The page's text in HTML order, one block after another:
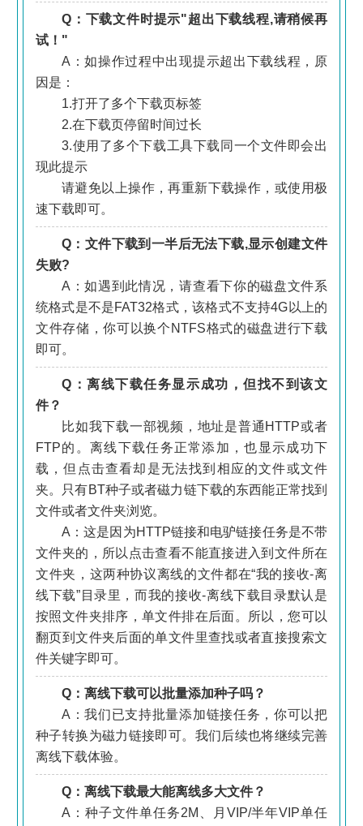
Q：下载文件时提示"超出下载线程,请稍候再
试！"
A：如操作过程中出现提示超出下载线程，原
因是：
1.打开了多个下载页标签
2.在下载页停留时间过长
3.使用了多个下载工具下载同一个文件即会出
现此提示
请避免以上操作，再重新下载操作，或使用极
速下载即可。
Q：文件下载到一半后无法下载,显示创建文件
失败?
A：如遇到此情况，请查看下你的磁盘文件系
统格式是不是FAT32格式，该格式不支持4G以上的
文件存储，你可以换个NTFS格式的磁盘进行下载
即可。
Q：离线下载任务显示成功，但找不到该文
件？
比如我下载一部视频，地址是普通HTTP或者
FTP的。离线下载任务正常添加，也显示成功下
载，但点击查看却是无法找到相应的文件或文件
夹。只有BT种子或者磁力链下载的东西能正常找到
文件或者文件夹浏览。
A：这是因为HTTP链接和电驴链接任务是不带
文件夹的，所以点击查看不能直接进入到文件所在
文件夹，这两种协议离线的文件都在“我的接收-离
线下载”目录里，而我的接收-离线下载目录默认是
按照文件夹排序，单文件排在后面。所以，您可以
翻页到文件夹后面的单文件里查找或者直接搜索文
件关键字即可。
Q：离线下载可以批量添加种子吗？
A：我们已支持批量添加链接任务，你可以把
种子转换为磁力链接即可。我们后续也将继续完善
离线下载体验。
Q：离线下载最大能离线多大文件？
A：种子文件单任务2M、月VIP/半年VIP单任